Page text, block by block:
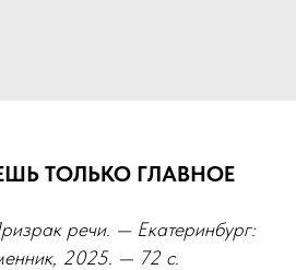
ТОЛЬКО ГЛАВНОЕ
речи. — Екатеринбург:
2025. — 72 с.